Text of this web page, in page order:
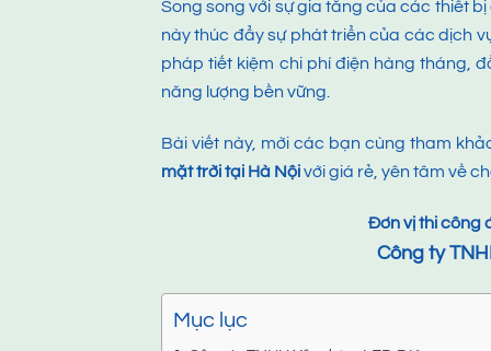
Song song với sự gia tăng của các thiết
này thúc đẩy sự phát triển của các dịch
pháp tiết kiệm chi phí điện hàng tháng,
năng lượng bền vững.
Bài viết này, mời các bạn cùng tham
mặt trời tại Hà Nộivới giá rẻ, yên tâm về
Đơn vị thi công
Công ty
Mục lục